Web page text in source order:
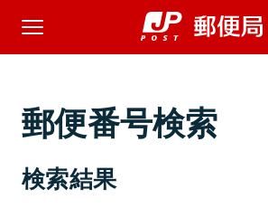
郵便番号検索
検索結果